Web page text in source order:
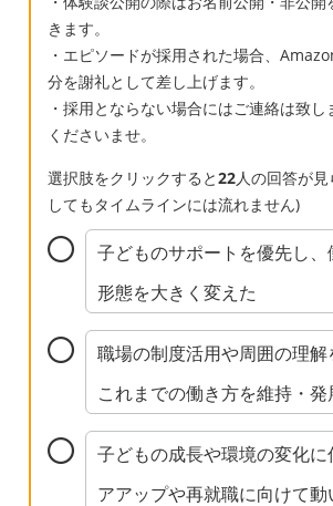
きます。
・エピソードが採用された場合、
分を謝礼として差し上げます。
・採用とならない場合にはご連絡は致
くださいませ。
選択肢をクリックすると22人の回答が
してもタイムラインには流れません)
子どものサポートを優先し
形態を大きく変えた
職場の制度活用や周囲の理解
これまでの働き方を維持・
子どもの成長や環境の変化に
アアップや再就職に向けて動